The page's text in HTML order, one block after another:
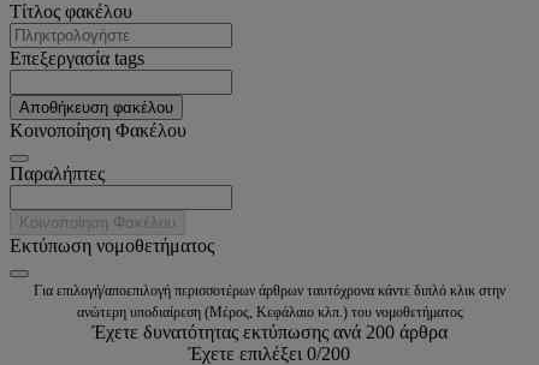
Tίτλος φακέλου
Επεξεργασία tags
Αποθήκευση φακέλου
Κοινοποίηση Φακέλου
Παραλήπτες
Κοινοποίηση Φακέλου
Εκτύπωση νομοθετήματος
Για επιλογή/αποεπιλογή περισσοτέρων άρθρων ταυτόχρονα κάντε διπλό κλικ στην
ανώτερη υποδιαίρεση (Μέρος, Κεφάλαιο κλπ.) του νομοθετήματος
Έχετε δυνατότητας εκτύπωσης ανά 200 άρθρα
Έχετε επιλέξει 0/200